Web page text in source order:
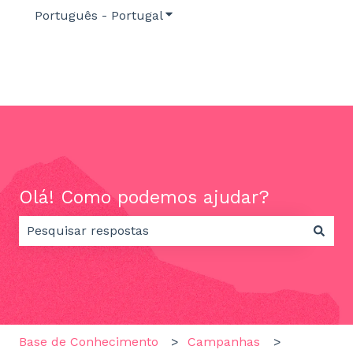
Português - PortugalMostrar submenu para
Olá! Como podemos ajudar?
Não existem sugestões porque o campo de
Base de Conhecimento Campanhas